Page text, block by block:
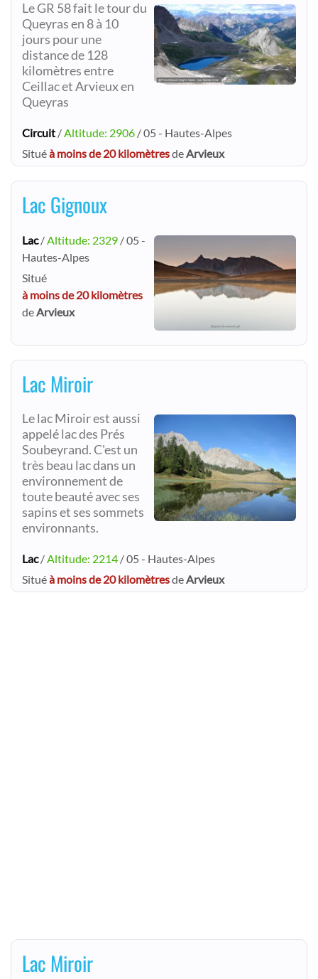
Le GR 58 fait le tour du
Queyras en 8 à 10
jours pour une
distance de 128
kilomètres entre
Ceillac et Arvieux en
Queyras
Circuit /Altitude: 2906 / 05 - Hautes-Alpes
Situéà moins de 20 kilomètresdeArvieux
Lac Gignoux
Lac/Altitude: 2329 / 05 -
Hautes-Alpes
Situé
à moins de 20 kilomètres
deArvieux
Lac Miroir
Le lac Miroir est aussi
appelé lac des Prés
Soubeyrand. C'est un
très beau lac dans un
environnement de
toute beauté avec ses
sapins et ses sommets
environnants.
Lac/ Altitude: 2214 / 05 - Hautes-Alpes
Situéà moins de 20 kilomètresde Arvieux
Lac Miroir